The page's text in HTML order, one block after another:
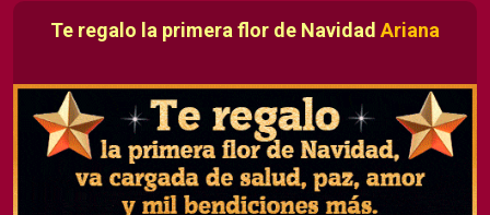
Te regalo la primera flor de Navidad Ariana